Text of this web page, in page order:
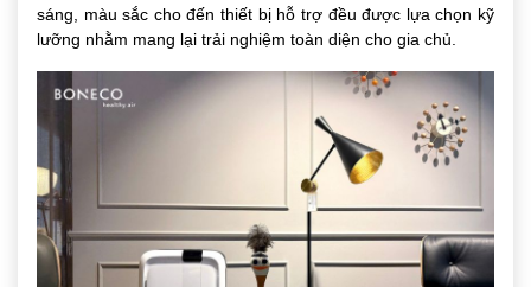
sáng, màu sắc cho đến thiết bị hỗ trợ đều được lựa chọn kỹ
lưỡng nhằm mang lại trải nghiệm toàn diện cho gia chủ.